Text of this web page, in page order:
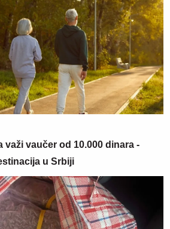
važi vaučer od 10.000 dinara -
u Srbiji